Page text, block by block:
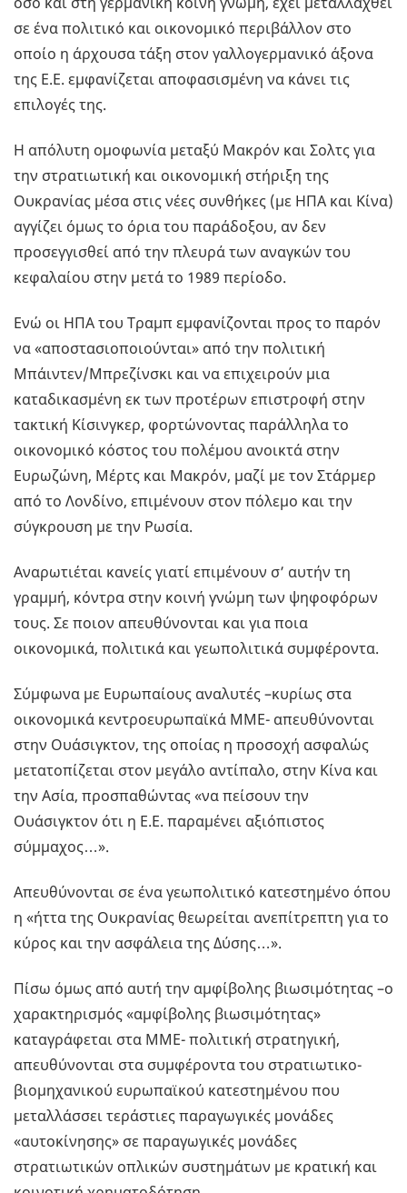
σε ένα πολιτικό και οικονομικό περιβάλλον στο
οποίο η άρχουσα τάξη στον γαλλογερμανικό άξονα
της Ε.Ε. εμφανίζεται αποφασισμένη να κάνει τις
επιλογές της.
Η απόλυτη ομοφωνία μεταξύ Μακρόν και Σολτς για
την στρατιωτική και οικονομική στήριξη της
Ουκρανίας μέσα στις νέες συνθήκες (με ΗΠΑ και Κίνα)
αγγίζει όμως το όρια του παράδοξου, αν δεν
προσεγγισθεί από την πλευρά των αναγκών του
κεφαλαίου στην μετά το 1989 περίοδο.
Ενώ οι ΗΠΑ του Τραμπ εμφανίζονται προς το παρόν
να «αποστασιοποιούνται» από την πολιτική
Μπάιντεν/Μπρεζίνσκι και να επιχειρούν μια
καταδικασμένη εκ των προτέρων επιστροφή στην
τακτική Κίσινγκερ, φορτώνοντας παράλληλα το
οικονομικό κόστος του πολέμου ανοικτά στην
Ευρωζώνη, Μέρτς και Μακρόν, μαζί με τον Στάρμερ
από το Λονδίνο, επιμένουν στον πόλεμο και την
σύγκρουση με την Ρωσία.
Αναρωτιέται κανείς γιατί επιμένουν σ’ αυτήν τη
γραμμή, κόντρα στην κοινή γνώμη των ψηφοφόρων
τους. Σε ποιον απευθύνονται και για ποια
οικονομικά, πολιτικά και γεωπολιτικά συμφέροντα.
Σύμφωνα με Ευρωπαίους αναλυτές –κυρίως στα
οικονομικά κεντροευρωπαϊκά ΜΜΕ- απευθύνονται
στην Ουάσιγκτον, της οποίας η προσοχή ασφαλώς
μετατοπίζεται στον μεγάλο αντίπαλο, στην Κίνα και
την Ασία, προσπαθώντας «να πείσουν την
Ουάσιγκτον ότι η Ε.Ε. παραμένει αξιόπιστος
σύμμαχος…».
Απευθύνονται σε ένα γεωπολιτικό κατεστημένο όπου
η «ήττα της Ουκρανίας θεωρείται ανεπίτρεπτη για το
κύρος και την ασφάλεια της Δύσης…».
Πίσω όμως από αυτή την αμφίβολης βιωσιμότητας –ο
χαρακτηρισμός «αμφίβολης βιωσιμότητας»
καταγράφεται στα ΜΜΕ- πολιτική στρατηγική,
απευθύνονται στα συμφέροντα του στρατιωτικο-
βιομηχανικού ευρωπαϊκού κατεστημένου που
μεταλλάσσει τεράστιες παραγωγικές μονάδες
«αυτοκίνησης» σε παραγωγικές μονάδες
στρατιωτικών οπλικών συστημάτων με κρατική και